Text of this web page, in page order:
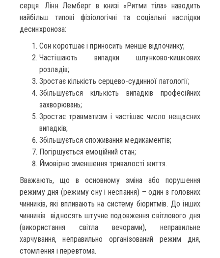
серця. Лінн Лемберг в книзі «Ритми тіла» наводить
найбільш типові фізіологічні та соціальні наслідки
десинхроноза:
Сон коротшає і приносить менше відпочинку;
Частішають випадки шлунково-кишкових
розладів;
Зростає кількість серцево-судинної патології;
Збільшується кількість випадків професійних
захворювань;
Зростає травматизм і частішає число нещасних
випадків;
Збільшується споживання медикаментів;
Погіршується емоційний стан;
Ймовірно зменшення тривалості життя.
Вважають, що в основному зміна або порушення
режиму дня (режиму сну і неспання) – один з головних
чинників, які впливають на систему біоритмів. До інших
чинників відносять штучне подовження світлового дня
(використання світла вечорами), неправильне
харчування, неправильно організований режим дня,
стомлення і перевтома.